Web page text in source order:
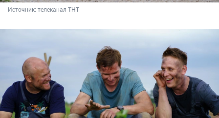
Источник: телеканал ТНТ